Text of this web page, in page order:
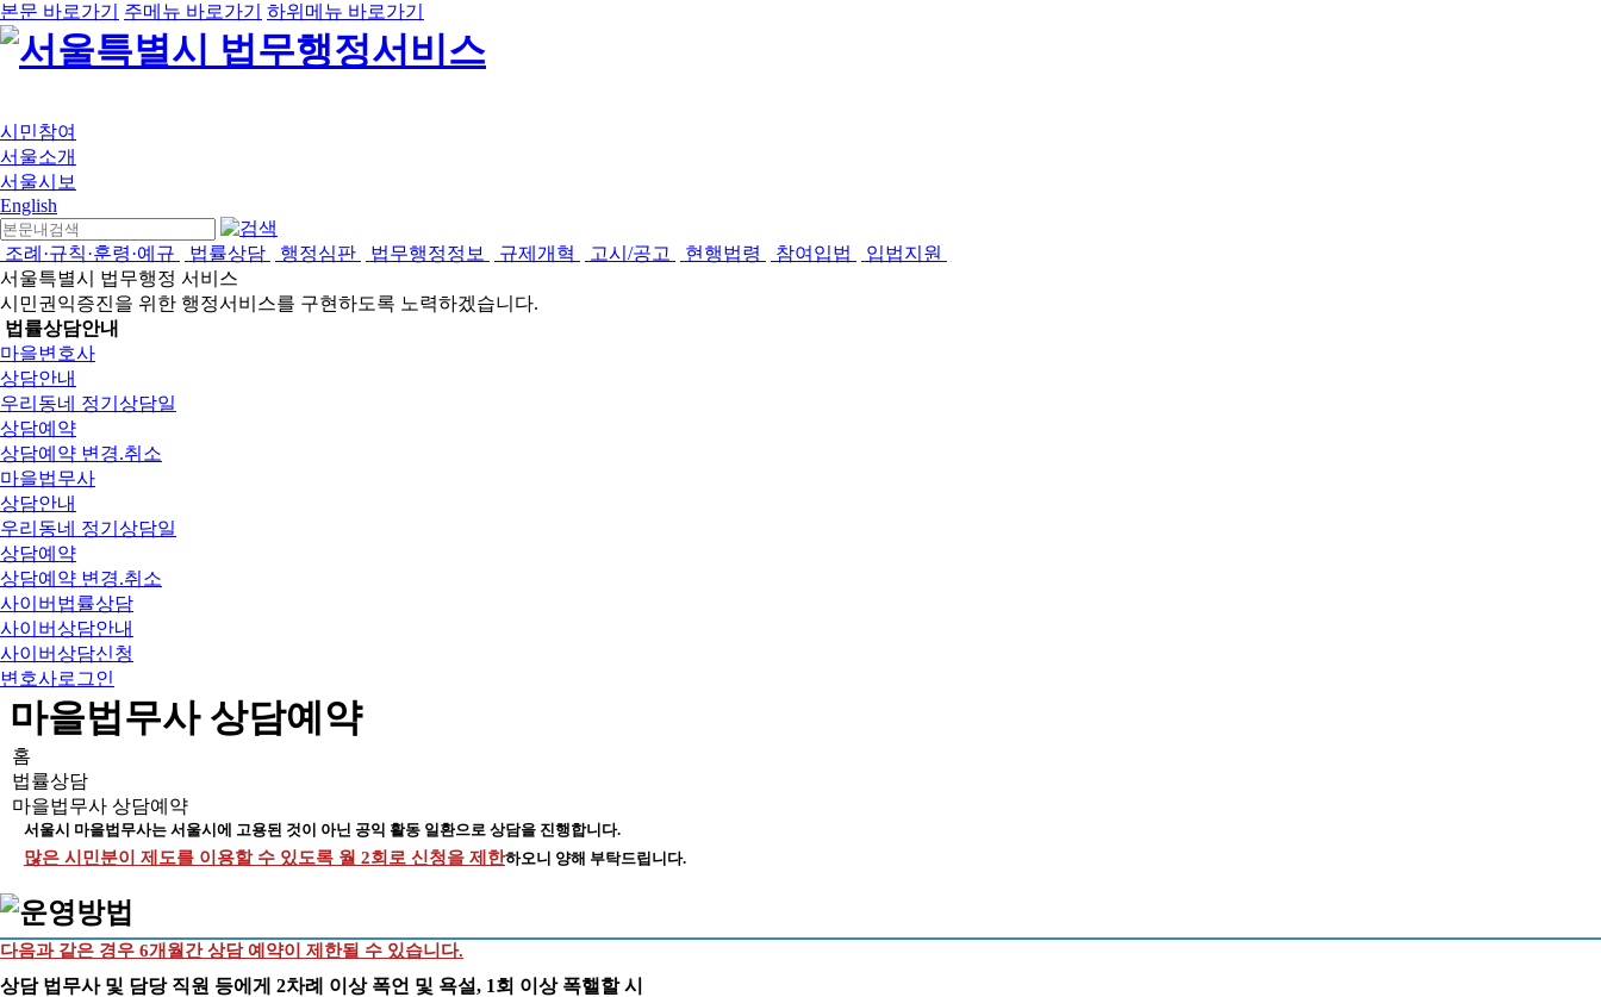
본문 바로가기 주메뉴 바로가기 하위메뉴 바로가기
시민참여
서울소개
서울시보
English
조례·규칙·훈령·예규 법률상담 행정심판 법무행정정보 규제개혁 고시/공고 현행법령 참여입법
입법지원
서울특별시 법무행정 서비스
시민권익증진을 위한 행정서비스를 구현하도록 노력하겠습니다.
법률상담안내
마을변호사
상담안내
우리동네 정기상담일
상담예약
상담예약 변경.취소
마을법무사
상담안내
우리동네 정기상담일
상담예약
상담예약 변경.취소
사이버법률상담
사이버상담안내
사이버상담신청
변호사로그인
마을법무사 상담예약
홈
법률상담
마을법무사 상담예약
서울시 마을법무사는 서울시에 고용된 것이 아닌 공익 활동 일환으로 상담을 진행합니다.
많은 시민분이 제도를 이용할 수 있도록 월 2회로 신청을 제한하오니 양해 부탁드립니다.
다음과 같은 경우 6개월간 상담 예약이 제한될 수 있습니다.
상담 법무사 및 담당 직원 등에게 2차례 이상 폭언 및 욕설, 1회 이상 폭핼할 시